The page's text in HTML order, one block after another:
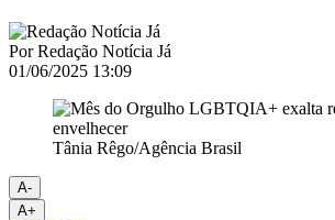
PorRedação Notícia Já
01/06/2025 13:09
Tânia Rêgo/Agência Brasil
A-
A+